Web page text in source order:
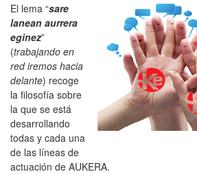
El lema “sare
lanean aurrera
eginez”
(trabajando en
red iremos hacia
delante) recoge
la filosofía sobre
la que se está
desarrollando
todas y cada una
de las líneas de
actuación de AUKERA.